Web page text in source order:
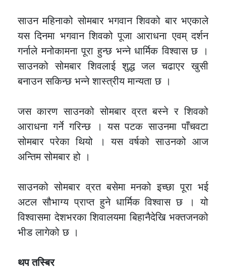
साउन महिनाको सोमबार भगवान शिवको बार भएकाले
यस दिनमा भगवान शिवको पूजा आराधना एवम् दर्शन
गर्नाले मनोकामना पूरा हुन्छ भन्ने धार्मिक विश्वास छ ।
साउनको सोमबार शिवलाई शुद्ध जल चढाएर खुसी
बनाउन सकिन्छ भन्ने शास्त्रीय मान्यता छ ।
जस कारण साउनको सोमबार व्रत बस्ने र शिवको
आराधना गर्ने गरिन्छ । यस पटक साउनमा पाँचवटा
सोमबार परेका थियो । यस वर्षको साउनको आज
अन्तिम सोमबार हो ।
साउनको सोमबार व्रत बसेमा मनको इच्छा पूरा भई
अटल सौभाग्य प्राप्त हुने धार्मिक विश्वास छ । यो
विश्वासमा देशभरका शिवालयमा बिहानैदेखि भक्तजनको
भीड लागेको छ ।
थप तस्बिर